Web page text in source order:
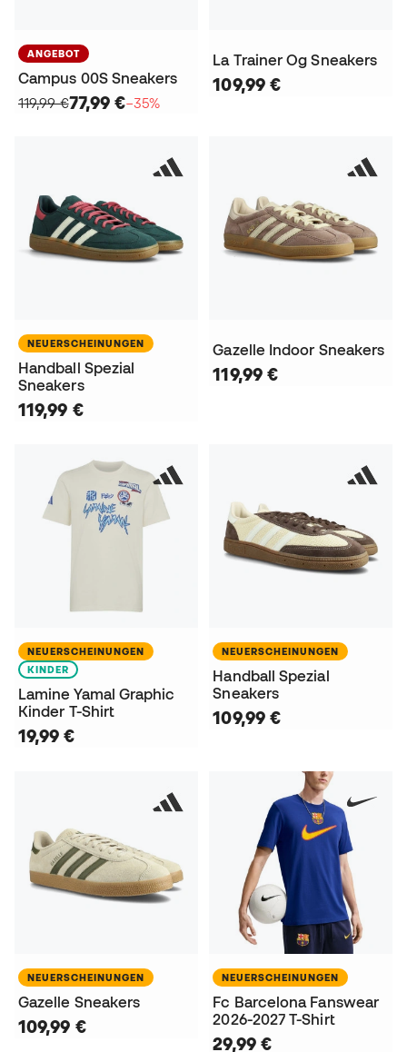
ANGEBOT
Campus 00S Sneakers
119,99 €77,99 €−35%
La Trainer Og Sneakers
109,99 €
NEUERSCHEINUNGEN
Handball Spezial
Sneakers
119,99 €
Gazelle Indoor Sneakers
119,99 €
NEUERSCHEINUNGEN
KINDER
Lamine Yamal Graphic
Kinder T-Shirt
19,99 €
NEUERSCHEINUNGEN
Handball Spezial
Sneakers
109,99 €
NEUERSCHEINUNGEN
Gazelle Sneakers
109,99 €
NEUERSCHEINUNGEN
Fc Barcelona Fanswear
2026-2027 T-Shirt
29,99 €